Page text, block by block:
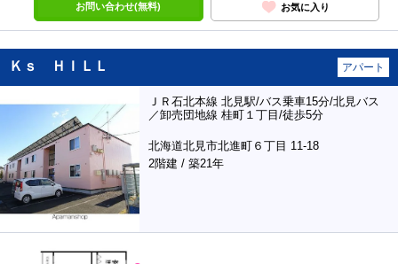
お問い合わせ(無料) お気に入り
Ｋｓ ＨＩＬＬ アパート
ＪＲ石北本線 北見駅/バス乗車15分/北見バス
／卸売団地線 桂町１丁目/徒歩5分
北海道北見市北進町６丁目 11-18
2階建 / 築21年